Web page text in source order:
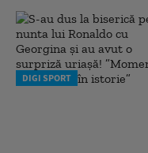
DIGI SPORT